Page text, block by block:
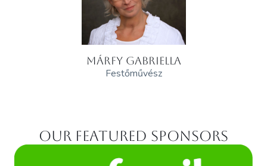
MÁRFY GABRIELLA
Festőművész
Our featured sponsors